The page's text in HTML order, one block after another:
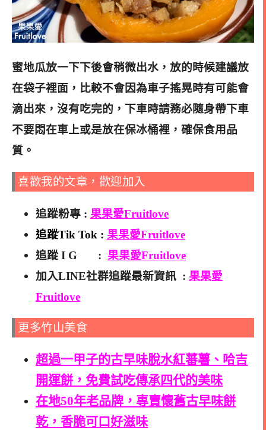
蜜地瓜放一下下後會稍微出水，放的時候建議放
在袋子裡面，比較不會因為車子搖晃時有可能會
滴出來， 沒有吃完的，下車時請務必隨身帶下車
不要悶在車上或是放在保冰桶裡，確保食用品
質。
喜歡我的文章，歡迎加入
追蹤粉專 : 果果愛Fruitlove
追蹤Tik Tok : 果果愛Fruitlove
追蹤 I G : 果果愛Fruitlove
加入LINE社群追蹤最新資訊 : 果果愛
Fruitlove
更多竹山美食
超過一甲子的古早味脫水紅蕃薯、哈吉
開運餅，免費試吃傳承四代的美味
在地50年老品牌，專賣懷舊古早味餅
乾，香脆可口好滋味